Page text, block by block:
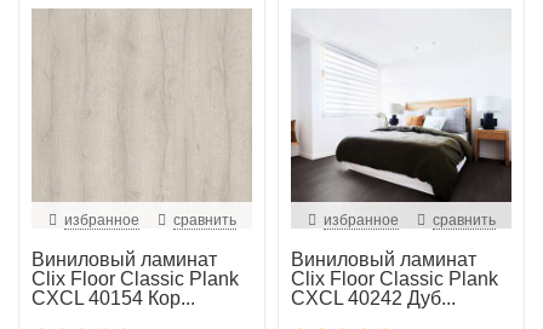
избранное сравнить
Виниловый ламинат
Clix Floor Classic Plank
CXCL 40154 Кор...
избранное сравнить
Виниловый ламинат
Clix Floor Classic Plank
CXCL 40242 Дуб...